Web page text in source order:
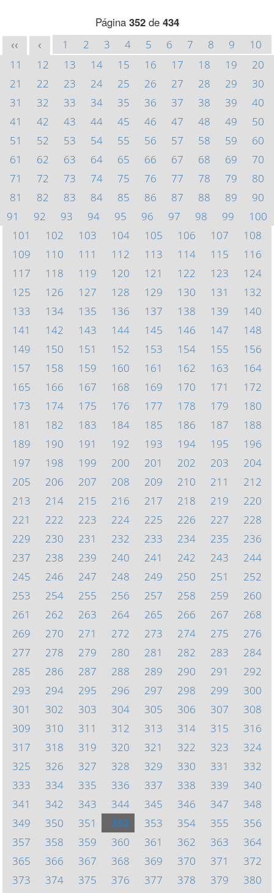
Página 352de 434
<< < 1 2 3 4 5 6 7 8 9
10
11
12 13 14 15 16 17 18 19
20
21
22 23 24 25 26 27 28 29
30
31
32 33 34 35 36 37 38 39
40
41
42 43 44 45 46 47 48 49
50
51
52 53 54 55 56 57 58 59
60
61
62 63 64 65 66 67 68 69
70
71
72 73 74 75 76 77 78 79
80
81
82 83 84 85 86 87 88 89
90
91
92 93 94 95 96 97 98 99
100
101
102 103 104 105 106 107
108
109
110 111 112 113 114 115
116
117
118 119 120 121 122 123
124
125
126 127 128 129 130 131
132
133
134 135 136 137 138 139
140
141
142 143 144 145 146 147
148
149
150 151 152 153 154 155
156
157
158 159 160 161 162 163
164
165
166 167 168 169 170 171
172
173
174 175 176 177 178 179
180
181
182 183 184 185 186 187
188
189
190 191 192 193 194 195
196
197
198 199 200 201 202 203
204
205
206 207 208 209 210 211
212
213
214 215 216 217 218 219
220
221
222 223 224 225 226 227
228
229
230 231 232 233 234 235
236
237
238 239 240 241 242 243
244
245
246 247 248 249 250 251
252
253
254 255 256 257 258 259
260
261
262 263 264 265 266 267
268
269
270 271 272 273 274 275
276
277
278 279 280 281 282 283
284
285
286 287 288 289 290 291
292
293
294 295 296 297 298 299
300
301
302 303 304 305 306 307
308
309
310 311 312 313 314 315
316
317
318 319 320 321 322 323
324
325
326 327 328 329 330 331
332
333
334 335 336 337 338 339
340
341
342 343 344 345 346 347
348
349
350 351 352 353 354 355
356
357
358 359 360 361 362 363
364
365
366 367 368 369 370 371
372
373
374 375 376 377 378 379
380